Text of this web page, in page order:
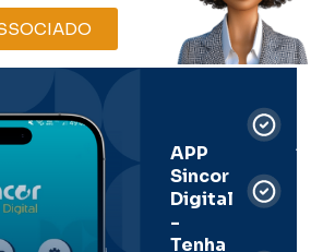
APP
Sincor
Digital
-
Tenha